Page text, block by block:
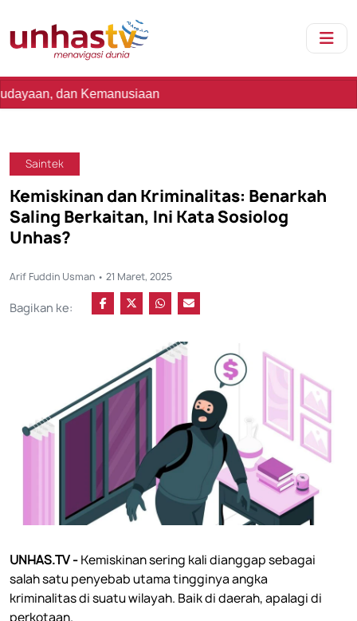
Saintek
Kemiskinan dan Kriminalitas: Benarkah
Saling Berkaitan, Ini Kata Sosiolog
Unhas?
Arif Fuddin Usman • 21 Maret, 2025
Bagikan ke:
UNHAS.TV -Kemiskinan sering kali dianggap sebagai
salah satu penyebab utama tingginya angka
kriminalitas di suatu wilayah. Baik di daerah, apalagi di
perkotaan.